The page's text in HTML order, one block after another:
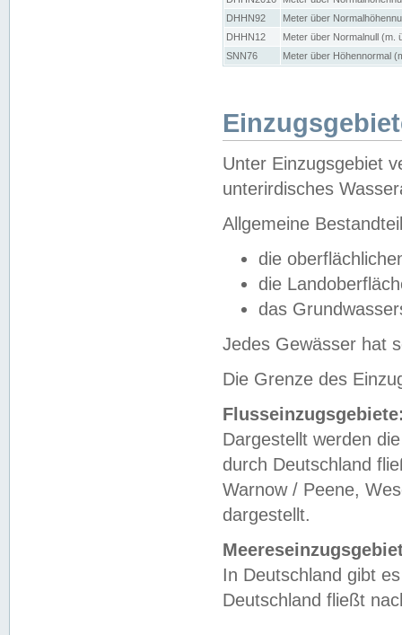
DHHN92
Meter über
DHHN12
Meter über Normalnull (m.
SNN76
Meter über Höhennormal
Unter Einzugsgebiet
unterirdisches
Allgemeine
die
die
das
Jedes Gewässer hat
Die Grenze des
Dargestellt werden
durch Deutschland
Warnow / Peene,
dargestellt.
In Deutschland gibt
Deutschland fließt